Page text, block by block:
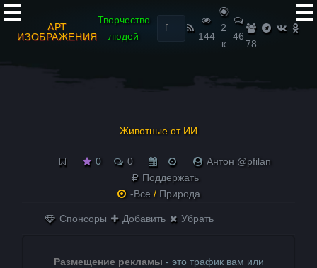
АРТ
ИЗОБРАЖЕНИЯ
Творчество
людей
Найти:
144
2
к
46
78
Животные от ИИ
0 0
Антон @pfilan
Поддержать
-Все / Природа
Спонсоры Добавить Убрать
Размещение рекламы - это трафик вам или